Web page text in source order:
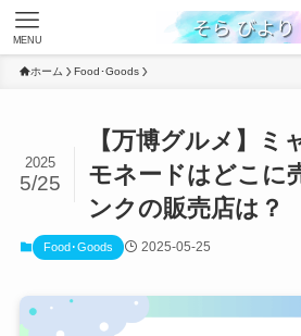
MENU
ホーム Food･Goods
【万博グルメ】ミ
モネードはどこに
ンクの販売店は？
2025
5/25
Food･Goods 2025-05-25